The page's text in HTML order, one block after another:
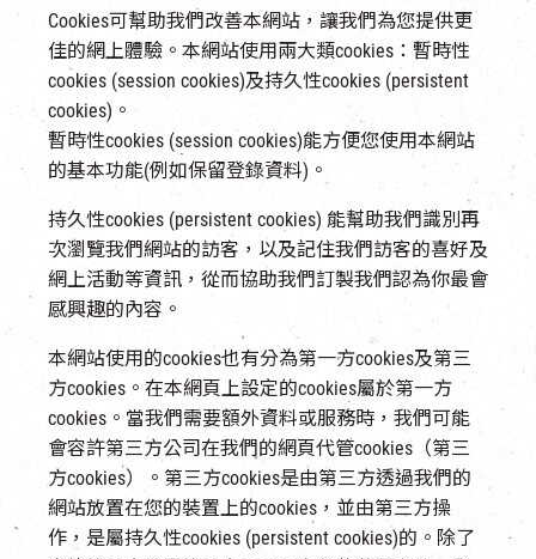
Cookies可幫助我們改善本網站，讓我們為您提供更
佳的網上體驗。本網站使用兩大類cookies：暫時性
cookies (session cookies)及持久性cookies (persistent
cookies)。
暫時性cookies (session cookies)能方便您使用本網站
的基本功能(例如保留登錄資料)。
持久性cookies (persistent cookies) 能幫助我們識別再
次瀏覽我們網站的訪客，以及記住我們訪客的喜好及
網上活動等資訊，從而協助我們訂製我們認為你最會
感興趣的內容。
本網站使用的cookies也有分為第一方cookies及第三
方cookies。在本網頁上設定的cookies屬於第一方
cookies。當我們需要額外資料或服務時，我們可能
會容許第三方公司在我們的網頁代管cookies（第三
方cookies）。第三方cookies是由第三方透過我們的
網站放置在您的裝置上的cookies，並由第三方操
作，是屬持久性cookies (persistent cookies)的。除了